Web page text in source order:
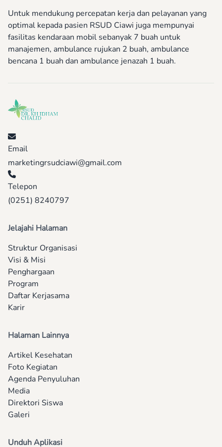
Untuk mendukung percepatan kerja dan pelayanan yang
optimal kepada pasien RSUD Ciawi juga mempunyai
fasilitas kendaraan mobil sebanyak 7 buah untuk
manajemen, ambulance rujukan 2 buah, ambulance
bencana 1 buah dan ambulance jenazah 1 buah.
Email
marketingrsudciawi@gmail.com
Telepon
(0251) 8240797
Jelajahi Halaman
Struktur Organisasi
Visi & Misi
Penghargaan
Program
Daftar Kerjasama
Karir
Halaman Lainnya
Artikel Kesehatan
Foto Kegiatan
Agenda Penyuluhan
Media
Direktori Siswa
Galeri
Unduh Aplikasi